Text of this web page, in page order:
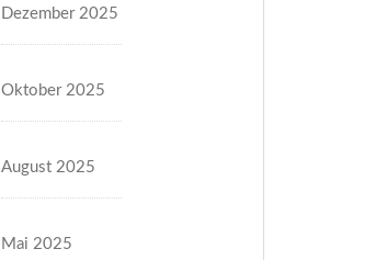
Dezember 2025
Oktober 2025
August 2025
Mai 2025